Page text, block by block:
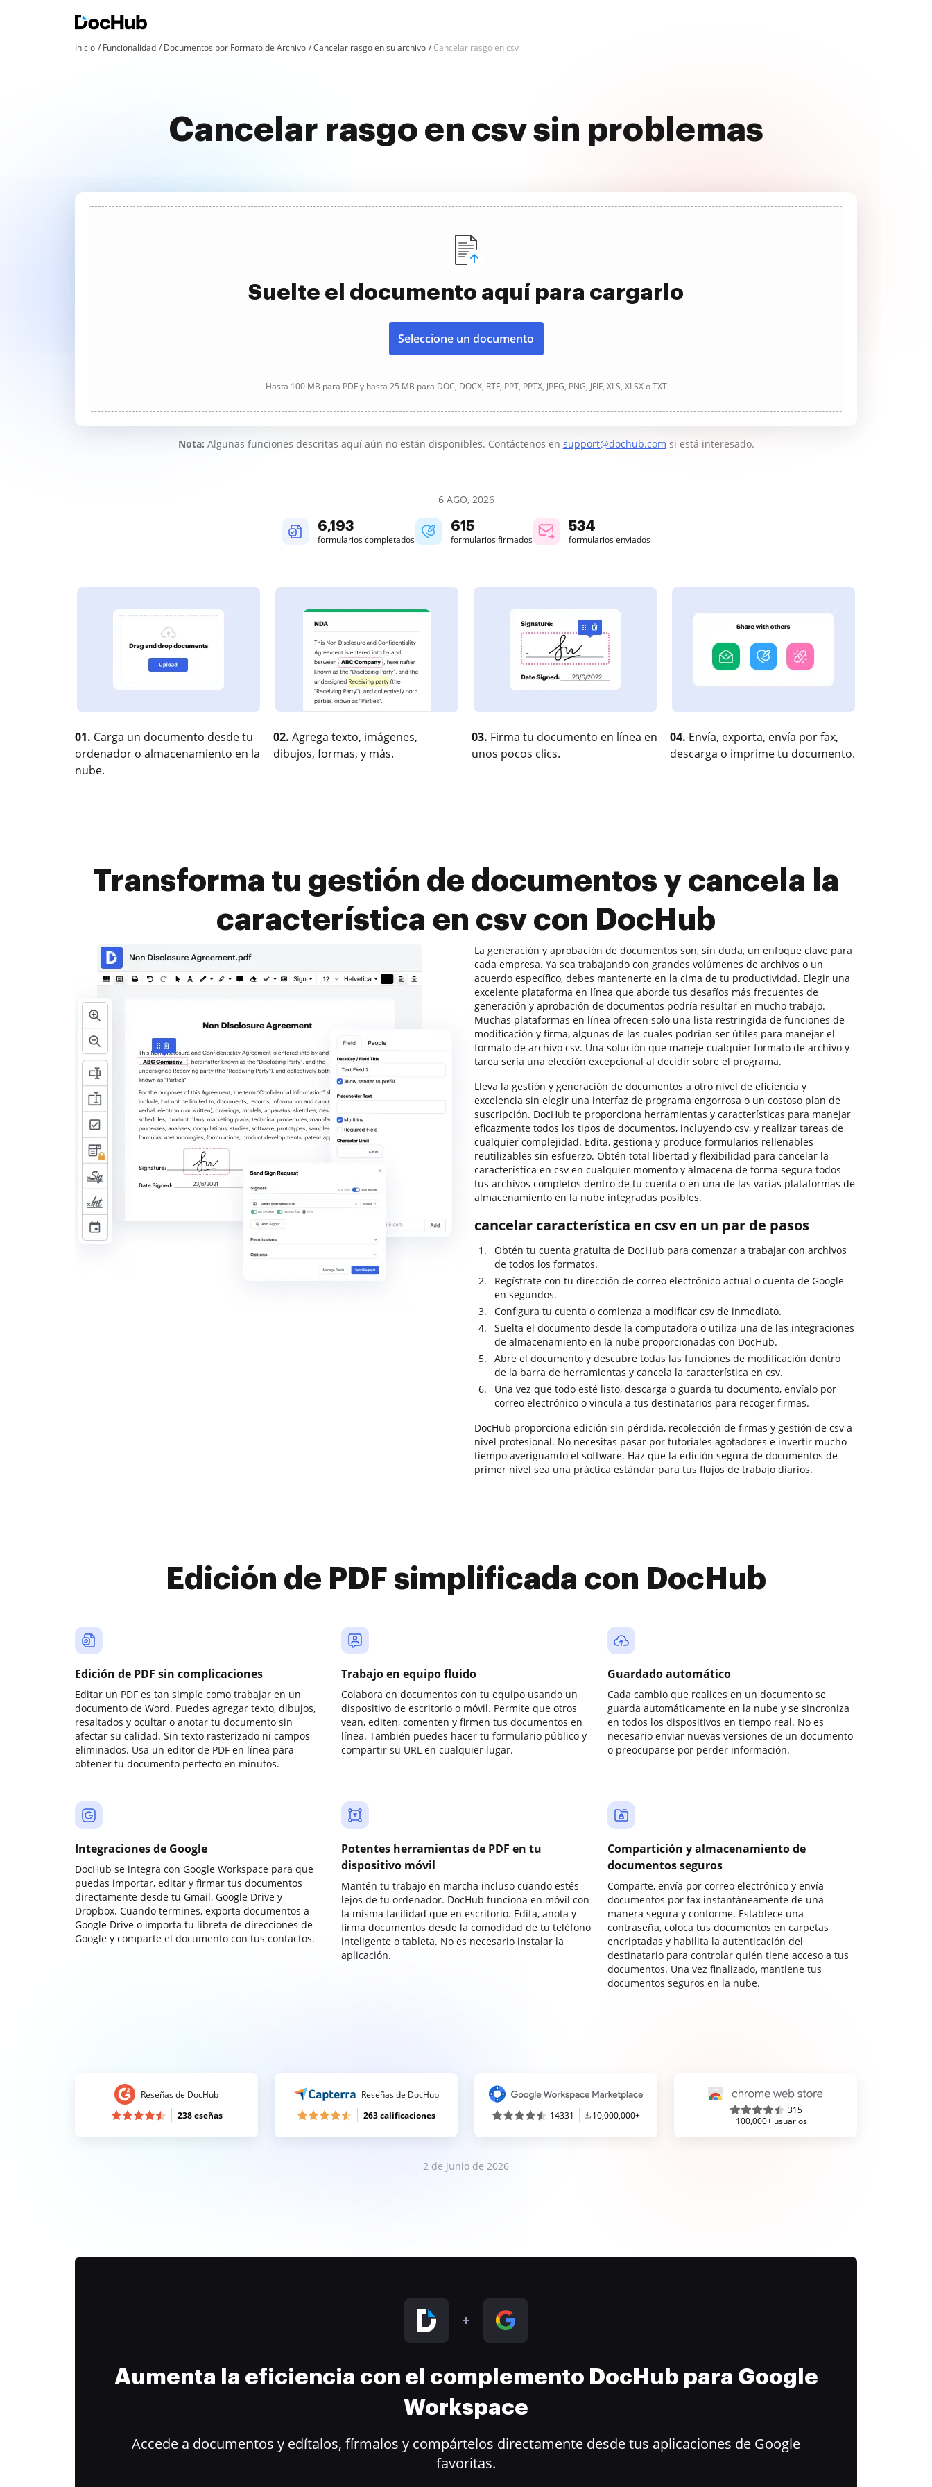
Inicio Funcionalidad Documentos por Formato de Archivo Cancelar rasgo en su archivo Cancelar rasgo en csv
Cancelar rasgo en csv sin problemas
Suelte el documento aquí para cargarlo
Seleccione un documento
Hasta 100 MB para PDF y hasta 25 MB para DOC, DOCX, RTF, PPT, PPTX, JPEG, PNG, JFIF, XLS, XLSX o TXT
Nota: Algunas funciones descritas aquí aún no están disponibles. Contáctenos en support@dochub.com si está interesado.
6 AGO, 2026
6,195
formularios completados
615
formularios firmados
534
formularios enviados
01. Carga un documento desde tu
ordenador o almacenamiento en la
nube.
02. Agrega texto, imágenes,
dibujos, formas, y más.
03. Firma tu documento en línea en
unos pocos clics.
04. Envía, exporta, envía por fax,
descarga o imprime tu documento.
Transforma tu gestión de documentos y cancela la
característica en csv con DocHub
La generación y aprobación de documentos son, sin duda, un enfoque clave para
cada empresa. Ya sea trabajando con grandes volúmenes de archivos o un
acuerdo específico, debes mantenerte en la cima de tu productividad. Elegir una
excelente plataforma en línea que aborde tus desafíos más frecuentes de
generación y aprobación de documentos podría resultar en mucho trabajo.
Muchas plataformas en línea ofrecen solo una lista restringida de funciones de
modificación y firma, algunas de las cuales podrían ser útiles para manejar el
formato de archivo csv. Una solución que maneje cualquier formato de archivo y
tarea sería una elección excepcional al decidir sobre el programa.
Lleva la gestión y generación de documentos a otro nivel de eficiencia y
excelencia sin elegir una interfaz de programa engorrosa o un costoso plan de
suscripción. DocHub te proporciona herramientas y características para manejar
eficazmente todos los tipos de documentos, incluyendo csv, y realizar tareas de
cualquier complejidad. Edita, gestiona y produce formularios rellenables
reutilizables sin esfuerzo. Obtén total libertad y flexibilidad para cancelar la
característica en csv en cualquier momento y almacena de forma segura todos
tus archivos completos dentro de tu cuenta o en una de las varias plataformas de
almacenamiento en la nube integradas posibles.
cancelar característica en csv en un par de pasos
Obtén tu cuenta gratuita de DocHub para comenzar a trabajar con archivos
de todos los formatos.
Regístrate con tu dirección de correo electrónico actual o cuenta de Google
en segundos.
Configura tu cuenta o comienza a modificar csv de inmediato.
Suelta el documento desde la computadora o utiliza una de las integraciones
de almacenamiento en la nube proporcionadas con DocHub.
Abre el documento y descubre todas las funciones de modificación dentro
de la barra de herramientas y cancela la característica en csv.
Una vez que todo esté listo, descarga o guarda tu documento, envíalo por
correo electrónico o vincula a tus destinatarios para recoger firmas.
DocHub proporciona edición sin pérdida, recolección de firmas y gestión de csv a
nivel profesional. No necesitas pasar por tutoriales agotadores e invertir mucho
tiempo averiguando el software. Haz que la edición segura de documentos de
primer nivel sea una práctica estándar para tus flujos de trabajo diarios.
Edición de PDF simplificada con DocHub
Edición de PDF sin complicaciones
Editar un PDF es tan simple como trabajar en un
documento de Word. Puedes agregar texto, dibujos,
resaltados y ocultar o anotar tu documento sin
afectar su calidad. Sin texto rasterizado ni campos
eliminados. Usa un editor de PDF en línea para
obtener tu documento perfecto en minutos.
Trabajo en equipo fluido
Colabora en documentos con tu equipo usando un
dispositivo de escritorio o móvil. Permite que otros
vean, editen, comenten y firmen tus documentos en
línea. También puedes hacer tu formulario público y
compartir su URL en cualquier lugar.
Guardado automático
Cada cambio que realices en un documento se
guarda automáticamente en la nube y se sincroniza
en todos los dispositivos en tiempo real. No es
necesario enviar nuevas versiones de un documento
o preocuparse por perder información.
Integraciones de Google
DocHub se integra con Google Workspace para que
puedas importar, editar y firmar tus documentos
directamente desde tu Gmail, Google Drive y
Dropbox. Cuando termines, exporta documentos a
Google Drive o importa tu libreta de direcciones de
Google y comparte el documento con tus contactos.
Potentes herramientas de PDF en tu
dispositivo móvil
Mantén tu trabajo en marcha incluso cuando estés
lejos de tu ordenador. DocHub funciona en móvil con
la misma facilidad que en escritorio. Edita, anota y
firma documentos desde la comodidad de tu teléfono
inteligente o tableta. No es necesario instalar la
aplicación.
Compartición y almacenamiento de
documentos seguros
Comparte, envía por correo electrónico y envía
documentos por fax instantáneamente de una
manera segura y conforme. Establece una
contraseña, coloca tus documentos en carpetas
encriptadas y habilita la autenticación del
destinatario para controlar quién tiene acceso a tus
documentos. Una vez finalizado, mantiene tus
documentos seguros en la nube.
Reseñas de DocHub
238 eseñas
Reseñas de DocHub
263 calificaciones
14331 10,000,000+
315
100,000+ usuarios
2 de junio de 2026
Aumenta la eficiencia con el complemento DocHub para Google
Workspace
Accede a documentos y edítalos, fírmalos y compártelos directamente desde tus aplicaciones de Google
favoritas.